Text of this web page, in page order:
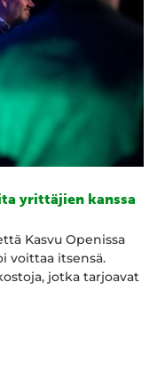
yrittäjien kanssa
Kasvu Openissa
voittaa itsensä.
jotka tarjoavat